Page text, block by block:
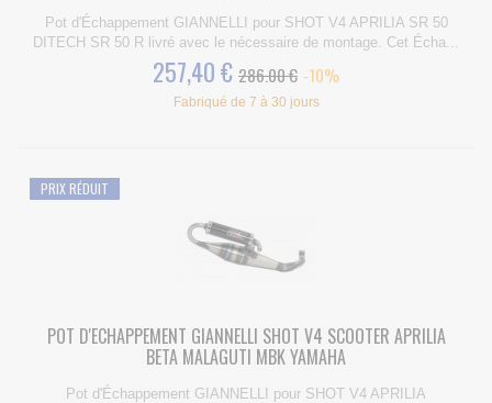
Pot d'Échappement GIANNELLI pour SHOT V4 APRILIA SR 50
DITECH SR 50 R livré avec le nécessaire de montage. Cet Écha...
257,40 € 286.00 € -10%
Fabriqué de 7 à 30 jours
PRIX RÉDUIT
POT D'ECHAPPEMENT GIANNELLI SHOT V4 SCOOTER APRILIA
BETA MALAGUTI MBK YAMAHA
Pot d'Échappement GIANNELLI pour SHOT V4 APRILIA